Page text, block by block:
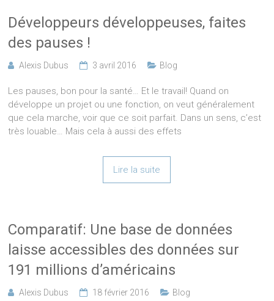
Développeurs développeuses, faites
des pauses !
Alexis Dubus 3 avril 2016 Blog
Les pauses, bon pour la santé… Et le travail! Quand on
développe un projet ou une fonction, on veut généralement
que cela marche, voir que ce soit parfait. Dans un sens, c’est
très louable… Mais cela à aussi des effets
Lire la suite
Comparatif: Une base de données
laisse accessibles des données sur
191 millions d’américains
Alexis Dubus 18 février 2016 Blog